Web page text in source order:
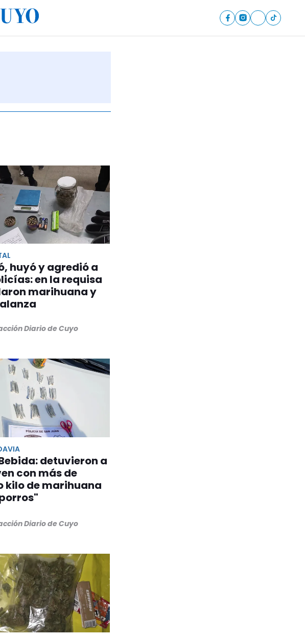
huyó y agredió a
en la requisa
marihuana y
Diario de Cuyo
detuvieron a
con más de
kilo de marihuana
Diario de Cuyo